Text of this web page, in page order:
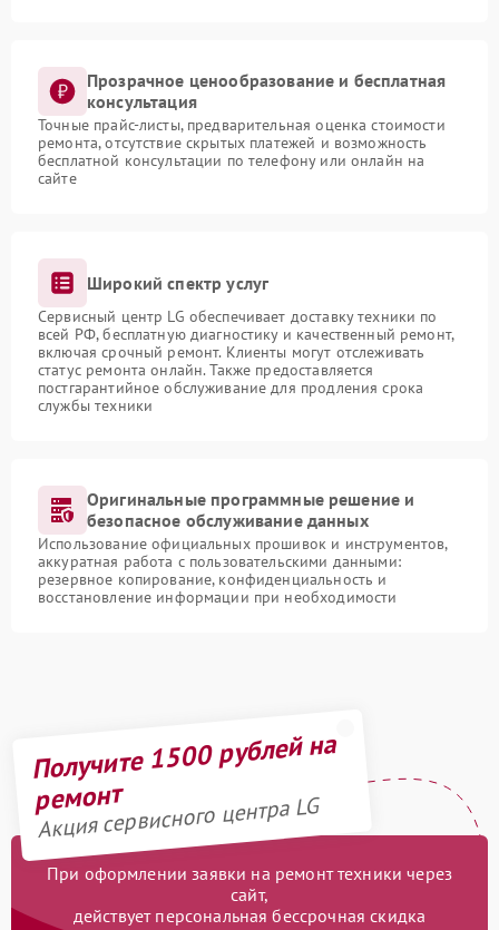
Прозрачное ценообразование и бесплатная
консультация
Точные прайс-листы, предварительная оценка стоимости
ремонта, отсутствие скрытых платежей и возможность
бесплатной консультации по телефону или онлайн на
сайте
Широкий спектр услуг
Сервисный центр LG обеспечивает доставку техники по
всей РФ, бесплатную диагностику и качественный ремонт,
включая срочный ремонт. Клиенты могут отслеживать
статус ремонта онлайн. Также предоставляется
постгарантийное обслуживание для продления срока
службы техники
Оригинальные программные решение и
безопасное обслуживание данных
Использование официальных прошивок и инструментов,
аккуратная работа с пользовательскими данными:
резервное копирование, конфиденциальность и
восстановление информации при необходимости
Получите 1500 рублей на
ремонт
Акция сервисного центра LG
При оформлении заявки на ремонт техники через
сайт,
действует персональная бессрочная скидка